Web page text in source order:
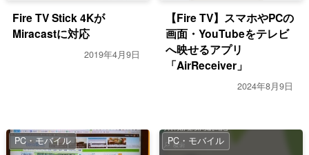
Fire TV Stick 4Kが
Miracastに対応
2019年4月9日
【Fire TV】スマホやPCの
画面・YouTubeをテレビ
へ映せるアプリ
「AirReceiver」
2024年8月9日
PC・モバイル PC・モバイル